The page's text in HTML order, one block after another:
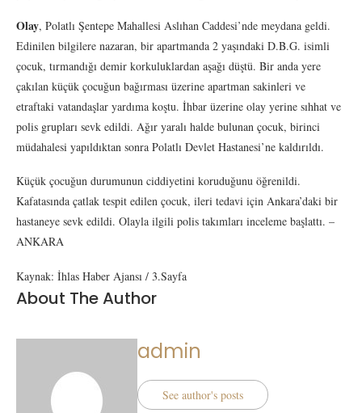
Olay, Polatlı Şentepe Mahallesi Aslıhan Caddesi’nde meydana geldi.
Edinilen bilgilere nazaran, bir apartmanda 2 yaşındaki D.B.G. isimli
çocuk, tırmandığı demir korkuluklardan aşağı düştü. Bir anda yere
çakılan küçük çocuğun bağırması üzerine apartman sakinleri ve
etraftaki vatandaşlar yardıma koştu. İhbar üzerine olay yerine sıhhat ve
polis grupları sevk edildi. Ağır yaralı halde bulunan çocuk, birinci
müdahalesi yapıldıktan sonra Polatlı Devlet Hastanesi’ne kaldırıldı.
Küçük çocuğun durumunun ciddiyetini koruduğunu öğrenildi.
Kafatasında çatlak tespit edilen çocuk, ileri tedavi için Ankara’daki bir
hastaneye sevk edildi. Olayla ilgili polis takımları inceleme başlattı. –
ANKARA
Kaynak: İhlas Haber Ajansı / 3.Sayfa
About The Author
admin
See author's posts